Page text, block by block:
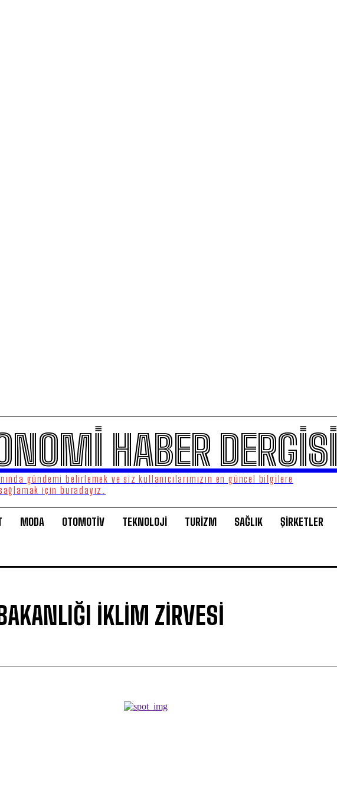
HABER DERGİSİ
gündemi belirlemek ve siz kullanıcılarımızın en güncel bilgilere
için buradayız.
MODA OTOMOTİV TEKNOLOJİ TURİZM SAĞLIK ŞİRKETLER
IKLIM ZIRVESI